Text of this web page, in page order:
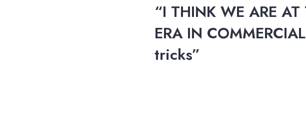
“I THINK WE ARE
ERA IN
tricks”